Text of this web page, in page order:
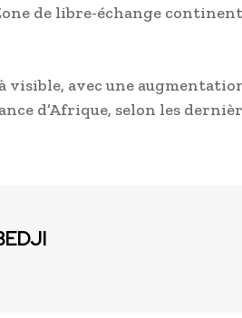
de libre-échange
visible, avec une
d’Afrique, selon les